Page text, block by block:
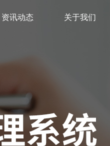
资讯动态 关于我们